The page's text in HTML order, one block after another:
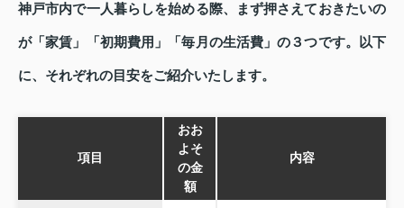
神戸市内で一人暮らしを始める際、まず押さえておきたいの
が「家賃」「初期費用」「毎月の生活費」の３つです。以下
に、それぞれの目安をご紹介いたします。
項目
おお
よそ
の金
額
内容